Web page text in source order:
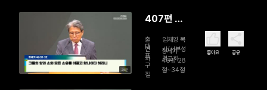
25분
407편 고
출
연
자
임채영 목
사/서부성
결교회
대
표
구
절
창세기
46장 28
절~34절
좋아요 공유